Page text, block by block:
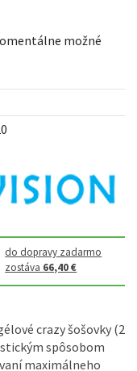
možné
do dopravy zadarmo
zostáva 66,40 €
crazy šošovky (2
spôsobom
maximálneho